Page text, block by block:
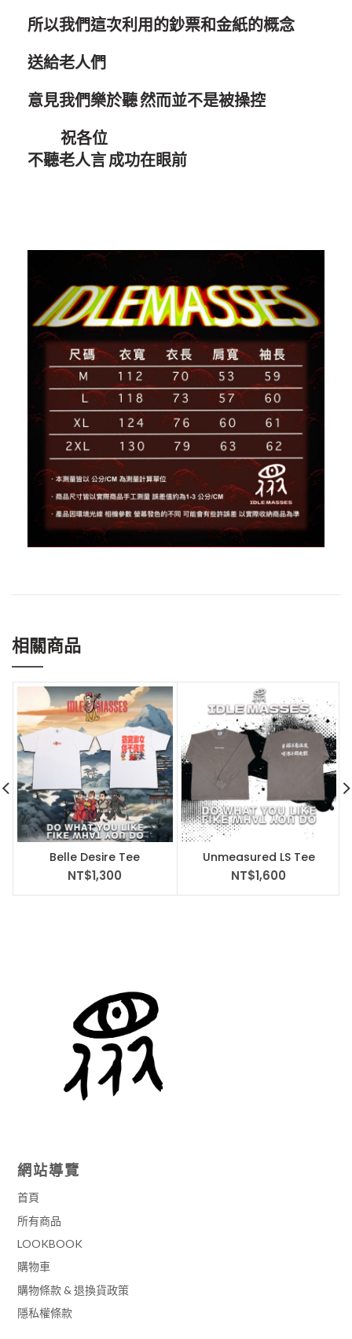
所以我們這次利用的鈔票和金紙的概念
送給老人們
意見我們樂於聽 然而並不是被操控
祝各位
不聽老人言 成功在眼前
相關商品
Belle Desire Tee
NT$1,300
Unmeasured LS Tee
NT$1,600
網站導覽
首頁
所有商品
LOOKBOOK
購物車
購物條款 & 退換貨政策
隱私權條款